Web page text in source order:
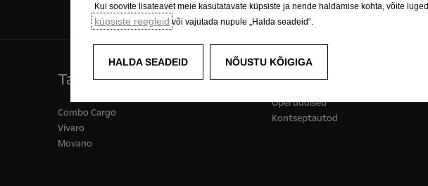
Broneeri proovisõit
Tarbesõidukid
Combo Cargo
Vivaro
Movano
Avasta Opel
Opel uudised
Kontseptautod
Kui soovite lisateavet meie kasutatavate küpsiste ja nende haldamise kohta, võite
küpsiste reegleid või vajutada nupule „Halda seadeid“.
HALDA SEADEID NÕUSTU KÕIGIGA